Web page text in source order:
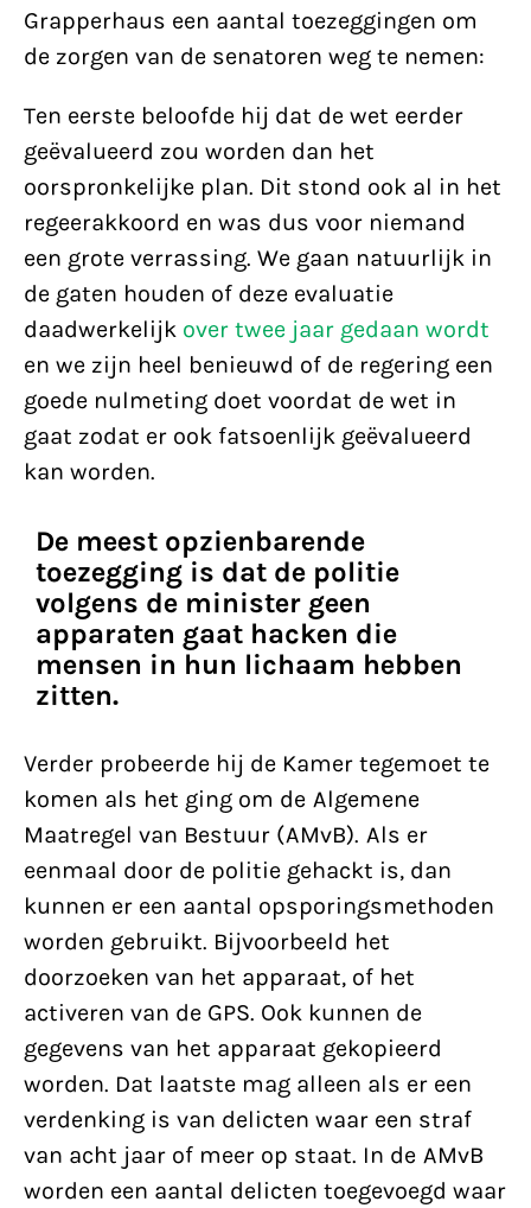
Grapperhaus een aantal toezeggingen om
de zorgen van de senatoren weg te nemen:
Ten eerste beloofde hij dat de wet eerder
geëvalueerd zou worden dan het
oorspronkelijke plan. Dit stond ook al in het
regeerakkoord en was dus voor niemand
een grote verrassing. We gaan natuurlijk in
de gaten houden of deze evaluatie
daadwerkelijk over twee jaar gedaan wordt
en we zijn heel benieuwd of de regering een
goede nulmeting doet voordat de wet in
gaat zodat er ook fatsoenlijk geëvalueerd
kan worden.
De meest opzienbarende
toezegging is dat de politie
volgens de minister geen
apparaten gaat hacken die
mensen in hun lichaam hebben
zitten.
Verder probeerde hij de Kamer tegemoet te
komen als het ging om de Algemene
Maatregel van Bestuur (AMvB). Als er
eenmaal door de politie gehackt is, dan
kunnen er een aantal opsporingsmethoden
worden gebruikt. Bijvoorbeeld het
doorzoeken van het apparaat, of het
activeren van de GPS. Ook kunnen de
gegevens van het apparaat gekopieerd
worden. Dat laatste mag alleen als er een
verdenking is van delicten waar een straf
van acht jaar of meer op staat. In de AMvB
worden een aantal delicten toegevoegd waar